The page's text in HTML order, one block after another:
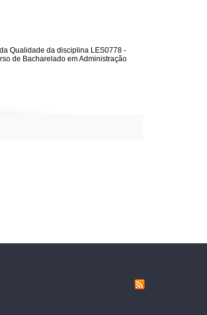
Qualidade da disciplina LES0778 -
de Bacharelado em Administração